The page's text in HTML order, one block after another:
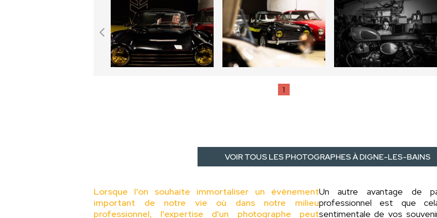
1
VOIR TOUS LES PHOTOGRAPHES À DIGNE-LES-BAINS
Lorsque l'on souhaite immortaliser un évènement
important de notre vie où dans notre milieu
professionnel, l'expertise d'un photographe peut
Un autre avantage de
professionnel est que
sentimentale de vos